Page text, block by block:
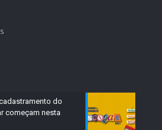
do
começam nesta